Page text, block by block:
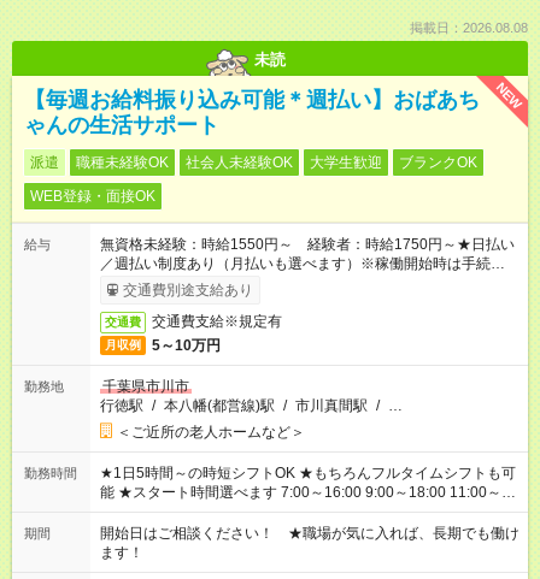
掲載日：2026.08.08
未読
NEW
【毎週お給料振り込み可能＊週払い】おばあち
ゃんの生活サポート
派遣 職種未経験OK 社会人未経験OK 大学生歓迎
ブランクOK
WEB登録・面接OK
給与
無資格未経験：時給1550円～ 経験者：時給1750円～★日払い
／週払い制度あり（月払いも選べます）※稼働開始時は手続き完
了次第のお支払いとなります。
交通費別途支給あり
交通費 交通費支給※規定有
月収例 5～10万円
勤務地
千葉県市川市
行徳駅 / 本八幡(都営線)駅 / 市川真間駅 / …
＜ご近所の老人ホームなど＞
勤務時間
★1日5時間～の時短シフトOK ★もちろんフルタイムシフトも可
能 ★スタート時間選べます 7:00～16:00 9:00～18:00 11:00～
20:00 など 残業なし！ ※Wワークの場合、他のお仕事と合わせ
週40時間超の就業はご案内できません ※法令に基づき、週20時
間以上勤務は社会保険への加入対象となります ※労働者派遣法
（日雇い派遣の原則禁止）により、短時間・短期間の就業はご
期間
開始日はご相談ください！ ★職場が気に入れば、長期でも働け
ます！